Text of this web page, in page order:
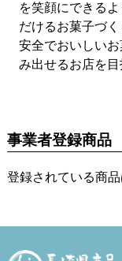
を笑顔にできる
だけるお菓子づ
安全でおいしい
み出せるお店を目
事業者登録商品
登録されている商品